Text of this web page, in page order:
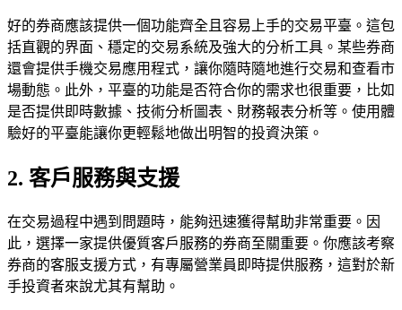
好的券商應該提供一個功能齊全且容易上手的交易平臺。這包
括直觀的界面、穩定的交易系統及強大的分析工具。某些券商
還會提供手機交易應用程式，讓你隨時隨地進行交易和查看市
場動態。此外，平臺的功能是否符合你的需求也很重要，比如
是否提供即時數據、技術分析圖表、財務報表分析等。使用體
驗好的平臺能讓你更輕鬆地做出明智的投資決策。
2. 客戶服務與支援
在交易過程中遇到問題時，能夠迅速獲得幫助非常重要。因
此，選擇一家提供優質客戶服務的券商至關重要。你應該考察
券商的客服支援方式，有專屬營業員即時提供服務，這對於新
手投資者來說尤其有幫助。